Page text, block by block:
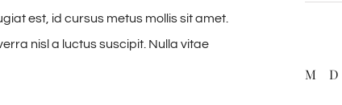
est, id cursus metus mollis sit amet.
nisl a luctus suscipit. Nulla vitae
M D